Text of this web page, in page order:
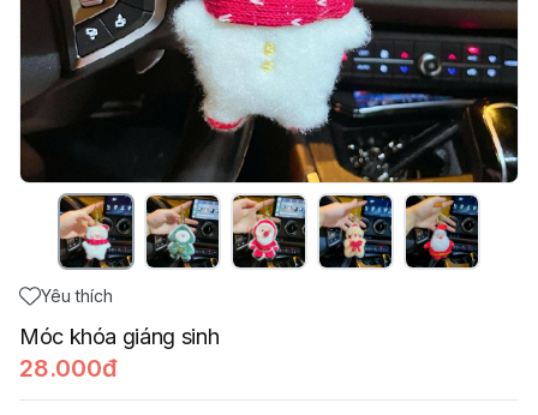
Yêu thích
Móc khóa giáng sinh
28.000đ